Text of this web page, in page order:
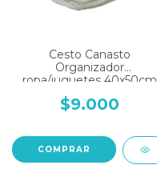
Cesto Canasto
Organizador
ropa/juguetes 40x50cm
$9.000
COMPRAR